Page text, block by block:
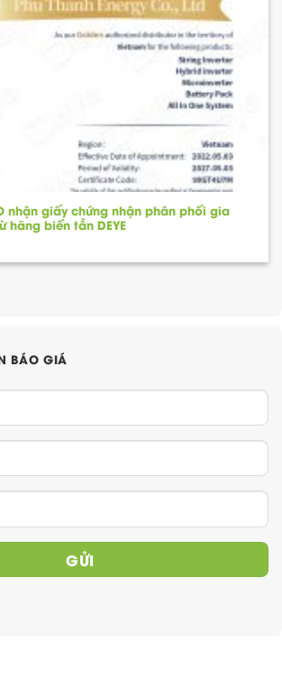
nhận giấy chứng nhận phân phối gia
hãng biến tần DEYE
BÁO GIÁ